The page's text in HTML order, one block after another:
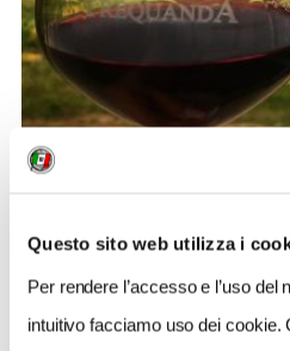
Questo sito web utilizza i
Per rendere l’accesso e l’uso del
intuitivo facciamo uso dei cookie.
BANDIERE ARANCIONI
gusta tra i campi di grano